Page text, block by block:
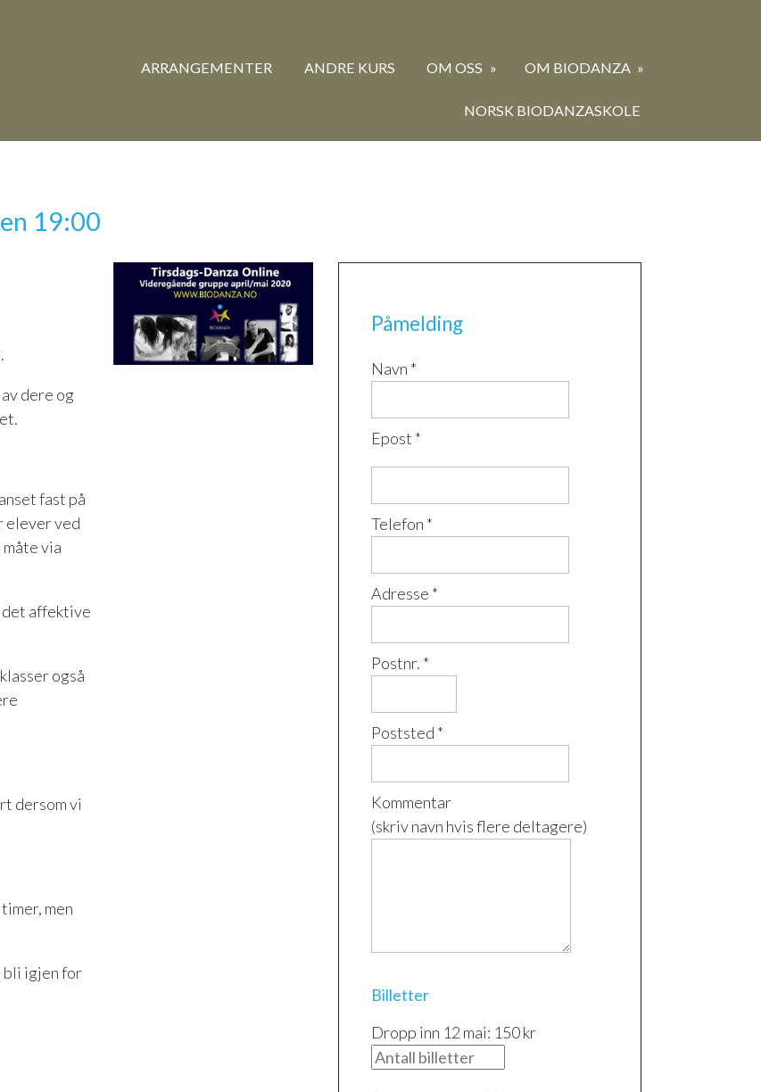
ARRANGEMENTER ANDRE KURS OM OSS OM BIODANZA
NORSK BIODANZASKOLE
19:00
dere og
fast på
elever ved
via
det affektive
også
dersom vi
men
bli igjen for
Påmelding
Navn *
Epost *
Telefon *
Adresse *
Postnr. *
Poststed *
Kommentar
(skriv navn hvis flere deltagere)
Billetter
Dropp inn 12 mai: 150 kr